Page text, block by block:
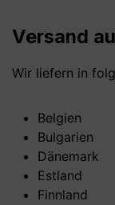
Versand
Wir liefern in
Belgien
Bulgarien
Dänemark
Estland
Finnland